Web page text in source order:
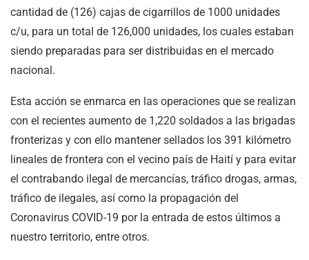
cantidad de (126) cajas de cigarrillos de 1000 unidades
c/u, para un total de 126,000 unidades, los cuales estaban
siendo preparadas para ser distribuidas en el mercado
nacional.
Esta acción se enmarca en las operaciones que se realizan
con el recientes aumento de 1,220 soldados a las brigadas
fronterizas y con ello mantener sellados los 391 kilómetro
lineales de frontera con el vecino país de Haití y para evitar
el contrabando ilegal de mercancías, tráfico drogas, armas,
tráfico de ilegales, así como la propagación del
Coronavirus COVID-19 por la entrada de estos últimos a
nuestro territorio, entre otros.